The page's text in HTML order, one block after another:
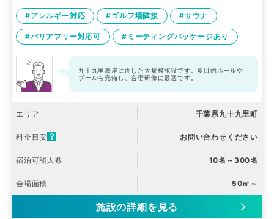
#アレルギー対応 #ゴルフ場隣接 #サウナ
#バリアフリー対応可 #ミーティングパッケージあり
九十九里海岸に面した大規模施設です。多目的ホールや
プールも完備し、合宿研修に最適です。
エリア 千葉県九十九里町
料金目安 お問い合わせください
宿泊可能人数 10名～300名
会場面積 50㎡～
施設の詳細を見る